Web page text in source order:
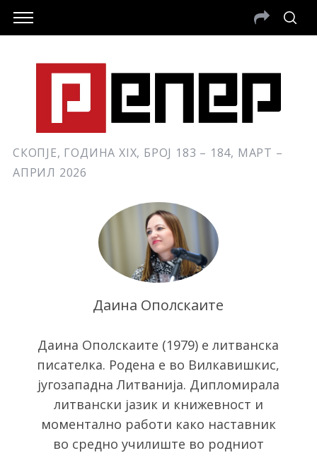
СКОПЈЕ, ГОДИНА XIX, БРОЈ 183 – 184, МАРТ –
АПРИЛ 2026
Даина Ополскаите
Даина Ополскаите (1979) е литванска
писателка. Родена е во Вилкавишкис,
југозападна Литванија. Дипломирала
литвански јазик и книжевност и
моментално работи како наставник
во средно училиште во родниот